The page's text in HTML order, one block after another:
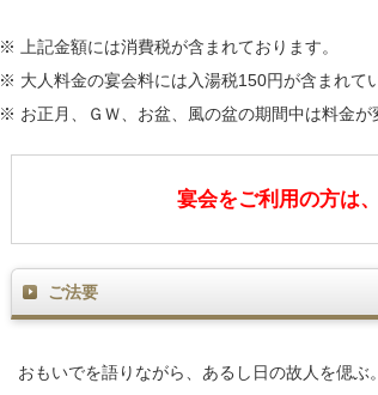
※ 上記金額には消費税が含まれております。
※ 大人料金の宴会料には入湯税150円が含まれて
※ お正月、ＧＷ、お盆、風の盆の期間中は料金が
宴会をご利用の方は
ご法要
おもいでを語りながら、あるし日の故人を偲ぶ。